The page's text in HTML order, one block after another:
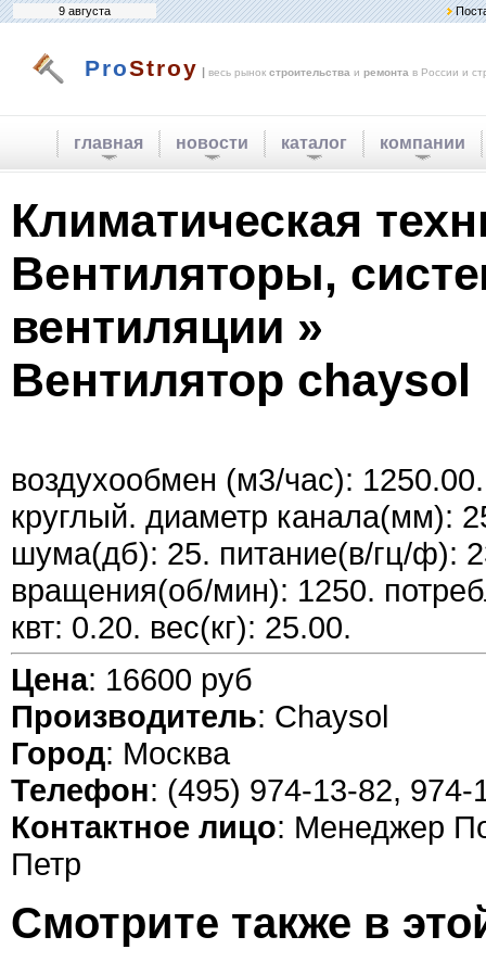
9 августа
ProStroy | весь рынок строительства и ремонта в России и
главная новости каталог компании
Климатическая
Вентиляторы,
вентиляции »
Вентилятор chaysol
воздухообмен (м3/час):
круглый. диаметр канала(мм):
шума(дб): 25. питание(в/гц/ф):
вращения(об/мин): 1250.
квт: 0.20. вес(кг): 25.00.
Цена: 16600 руб
Производитель: Chaysol
Город: Москва
Телефон: (495) 974-13-82, 974-
Контактное лицо: Менеджер
Петр
Смотрите также в